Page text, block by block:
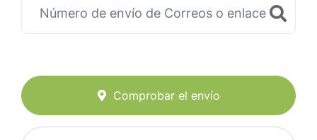
Comprobar el envío